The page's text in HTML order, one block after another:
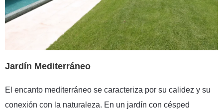
Jardín Mediterráneo
El encanto mediterráneo se caracteriza por su calidez y su
conexión con la naturaleza. En un jardín con césped